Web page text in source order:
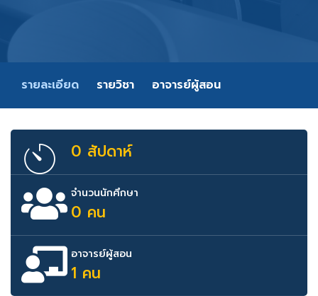
รายละเอียด รายวิชา อาจารย์ผู้สอน
0 สัปดาห์
จำนวนนักศึกษา
0 คน
อาจารย์ผู้สอน
1 คน